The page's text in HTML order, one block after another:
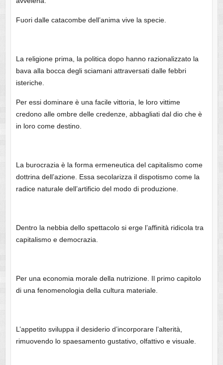
Fuori dalle catacombe dell’anima vive la specie.
La religione prima, la politica dopo hanno razionalizzato la
bava alla bocca degli sciamani attraversati dalle febbri
isteriche.
Per essi dominare è una facile vittoria, le loro vittime
credono alle ombre delle credenze, abbagliati dal dio che è
in loro come destino.
La burocrazia è la forma ermeneutica del capitalismo come
dottrina dell’azione. Essa secolarizza il dispotismo come la
radice naturale dell’artificio del modo di produzione.
Dentro la nebbia dello spettacolo si erge l’affinità ridicola tra
capitalismo e democrazia.
Per una economia morale della nutrizione. Il primo capitolo
di una fenomenologia della cultura materiale.
L’appetito sviluppa il desiderio d’incorporare l’alterità,
rimuovendo lo spaesamento gustativo, olfattivo e visuale.